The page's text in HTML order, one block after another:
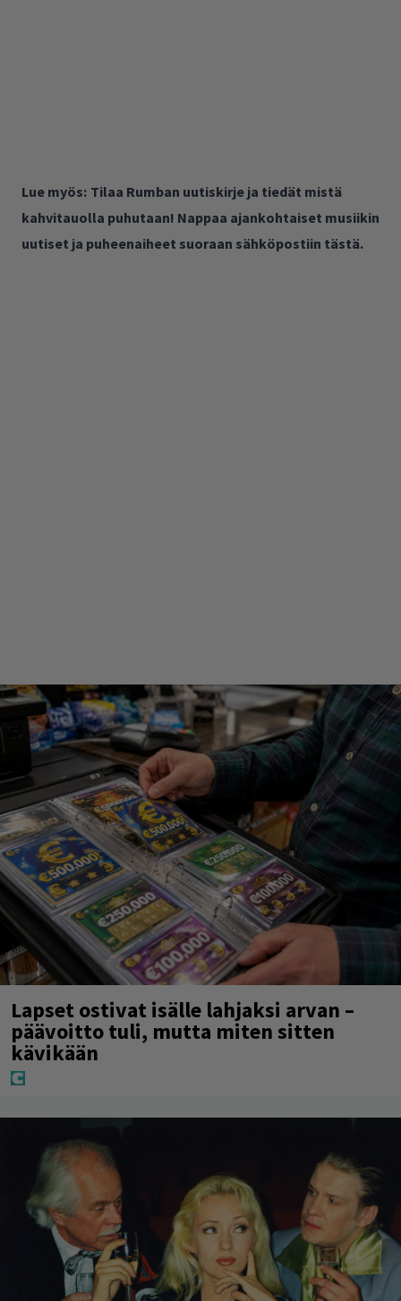
Lue myös: Tilaa Rumban uutiskirje ja tiedät mistä
kahvitauolla puhutaan! Nappaa ajankohtaiset musiikin
uutiset ja puheenaiheet suoraan sähköpostiin tästä.
Lapset ostivat isälle lahjaksi arvan –
päävoitto tuli, mutta miten sitten
kävikään